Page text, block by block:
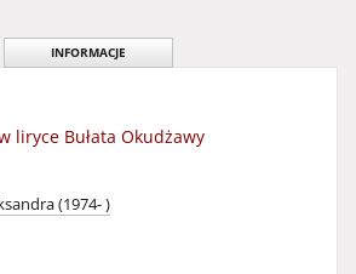
INFORMACJE
liryce Bułata Okudżawy
(1974- )